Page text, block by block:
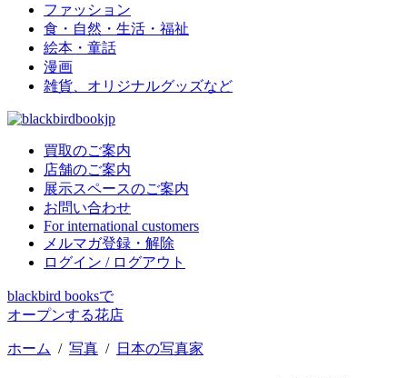
ファッション
食・自然・生活・福祉
絵本・童話
漫画
雑貨、オリジナルグッズなど
買取のご案内
店舗のご案内
展示スペースのご案内
お問い合わせ
For international customers
メルマガ登録・解除
ログイン / ログアウト
blackbird booksで
オープンする花店
ホーム / 写真 / 日本の写真家